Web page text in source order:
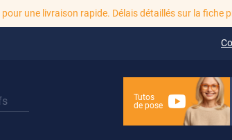
une livraison rapide. Délais détaillés sur la fiche
Tutos
de pose